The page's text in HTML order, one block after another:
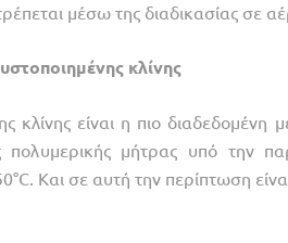
μέσω της διαδικασίας σε
κλίνης
κλίνης είναι η πιο
μήτρας υπό την
Και σε αυτή την περίπτωση